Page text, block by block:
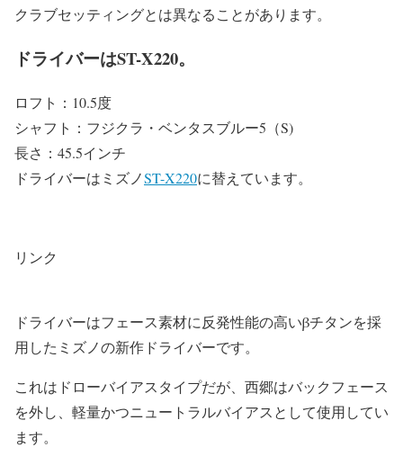
クラブセッティングとは異なることがあります。
ドライバーはST-X220。
ロフト：10.5度
シャフト：フジクラ・ベンタスブルー5（S)
長さ：45.5インチ
ドライバーはミズノST-X220に替えています。
リンク
ドライバーはフェース素材に反発性能の高いβチタンを採
用したミズノの新作ドライバーです。
これはドローバイアスタイプだが、西郷はバックフェース
を外し、軽量かつニュートラルバイアスとして使用してい
ます。